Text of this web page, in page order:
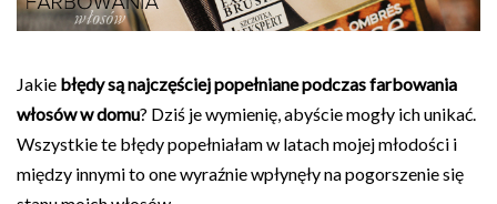
Jakie błędy są najczęściej popełniane podczas farbowania
włosów w domu? Dziś je wymienię, abyście mogły ich unikać.
Wszystkie te błędy popełniałam w latach mojej młodości i
między innymi to one wyraźnie wpłynęły na pogorszenie się